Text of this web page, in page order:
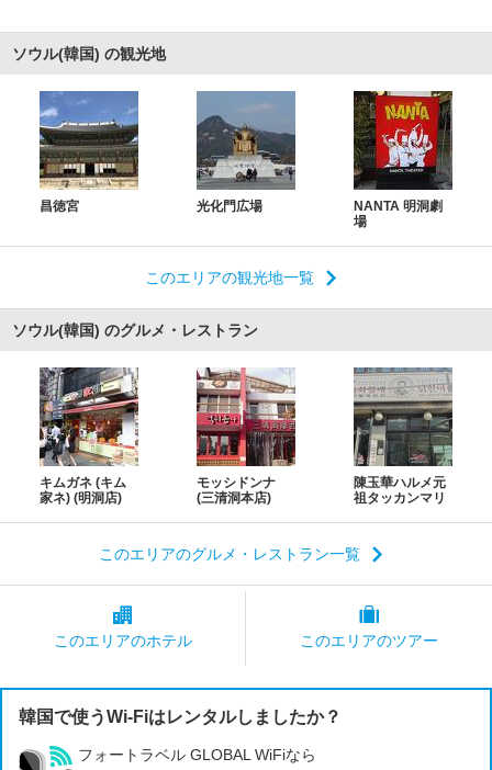
ソウル(韓国) の観光地
昌徳宮 光化門広場
NANTA 明洞劇
場
このエリアの観光地一覧
ソウル(韓国) のグルメ・レストラン
キムガネ (キム
家ネ) (明洞店)
モッシドンナ
(三清洞本店)
陳玉華ハルメ元
祖タッカンマリ
このエリアのグルメ・レストラン一覧
このエリアのホテル このエリアのツアー
韓国で使うWi-Fiはレンタルしましたか？
フォートラベル GLOBAL WiFiなら